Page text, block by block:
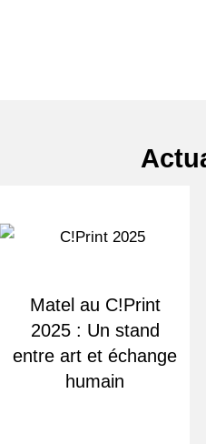
Matel au C!Print
2025 : Un stand
entre art et échange
humain